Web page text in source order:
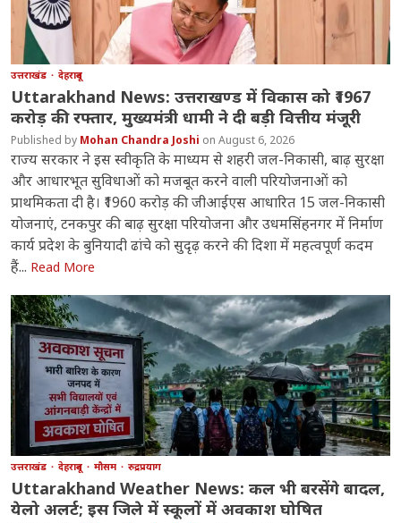
उत्तराखंड देहरादून
Uttarakhand News: उत्तराखण्ड में विकास को ₹1967
करोड़ की रफ्तार, मुख्यमंत्री धामी ने दी बड़ी वित्तीय मंजूरी
Mohan Chandra Joshi August 6, 2026
राज्य सरकार ने इस स्वीकृति के माध्यम से शहरी जल-निकासी, बाढ़ सुरक्षा
और आधारभूत सुविधाओं को मजबूत करने वाली परियोजनाओं को
प्राथमिकता दी है। ₹1960 करोड़ की जीआईएस आधारित 15 जल-निकासी
योजनाएं, टनकपुर की बाढ़ सुरक्षा परियोजना और उधमसिंहनगर में निर्माण
कार्य प्रदेश के बुनियादी ढांचे को सुदृढ़ करने की दिशा में महत्वपूर्ण कदम
हैं... Read More
उत्तराखंड देहरादून मौसम रुद्रप्रयाग
Uttarakhand Weather News: कल भी बरसेंगे बादल,
येलो अलर्ट; इस जिले में स्कूलों में अवकाश घोषित